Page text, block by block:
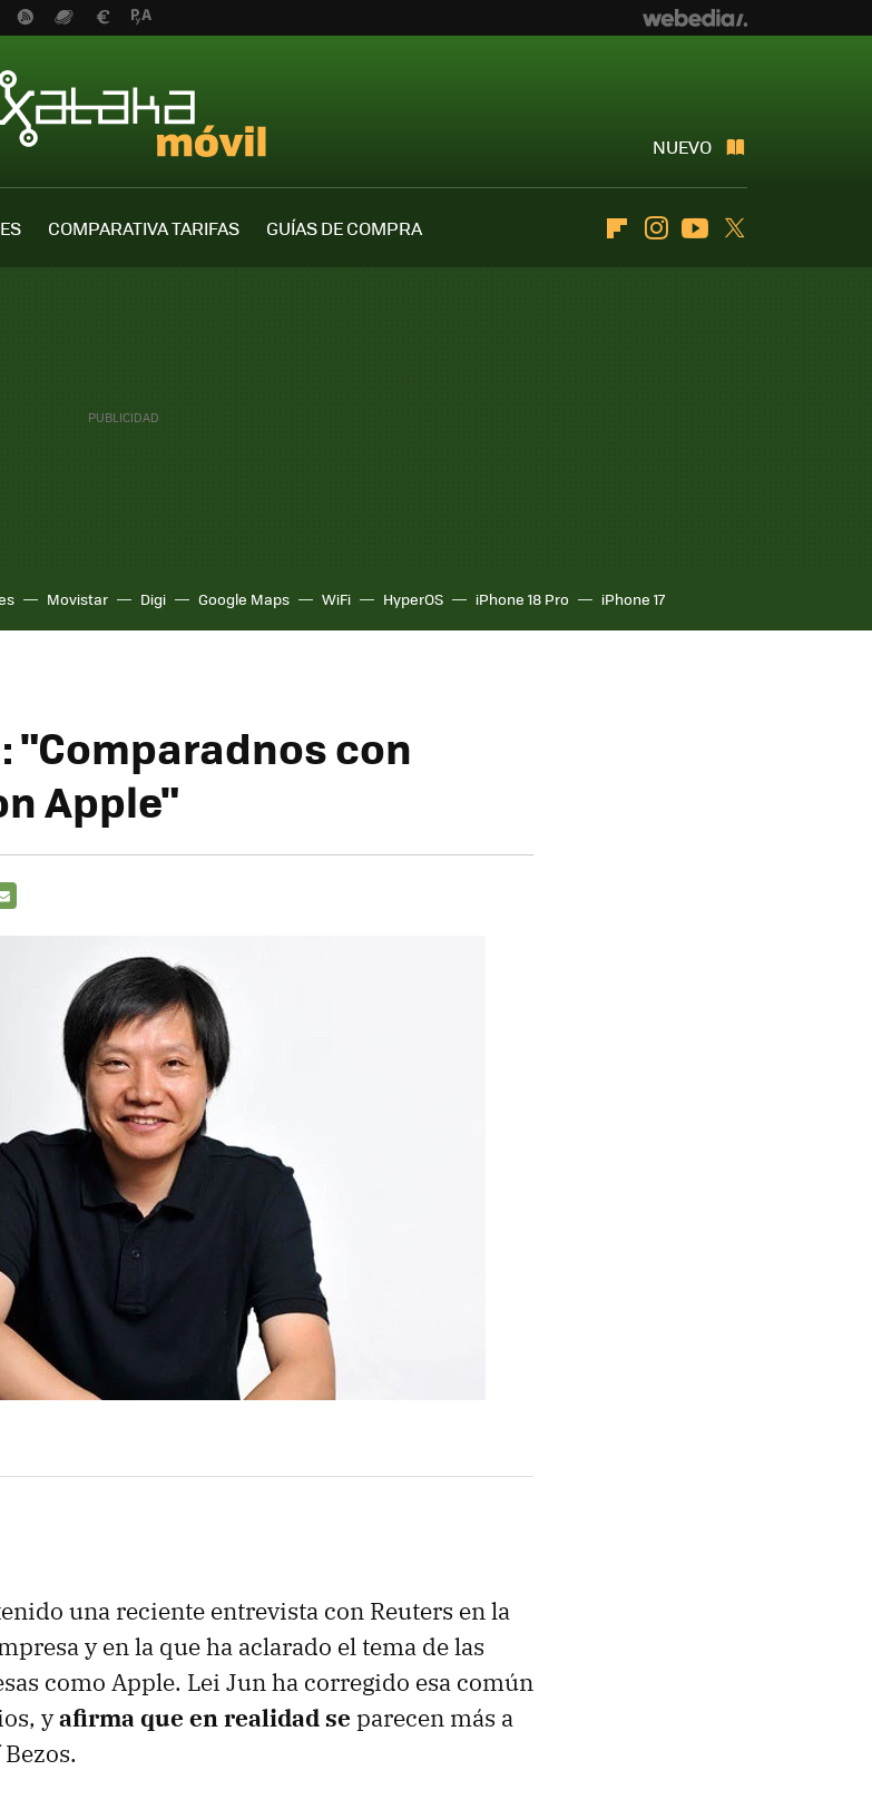
NUEVO
COMPARATIVA TARIFAS
GUÍAS DE COMPRA
FlipboardInstagramYoutube
Movistar Digi Google Maps WiFi HyperOS iPhone 18 Pro iPhone 17
"Comparadnos con
Apple"
una reciente entrevista con Reuters en la
y en la que ha aclarado el tema de las
como Apple. Lei Jun ha corregido esa común
yafirma que en realidad se parecen más a